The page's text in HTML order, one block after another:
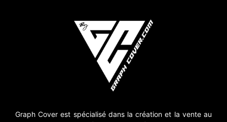
Graph Cover est spécialisé dans la création et la vente au